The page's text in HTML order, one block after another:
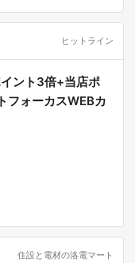
ヒットライン
ント3倍+当店ポ
ォーカスWEBカ
住設と電材の洛電マート